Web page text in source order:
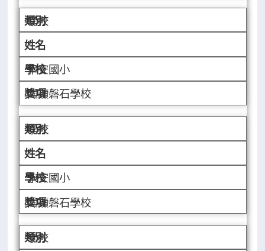
學校
幸安國小
閱讀磐石學校
學校
永安國小
閱讀磐石學校
學校